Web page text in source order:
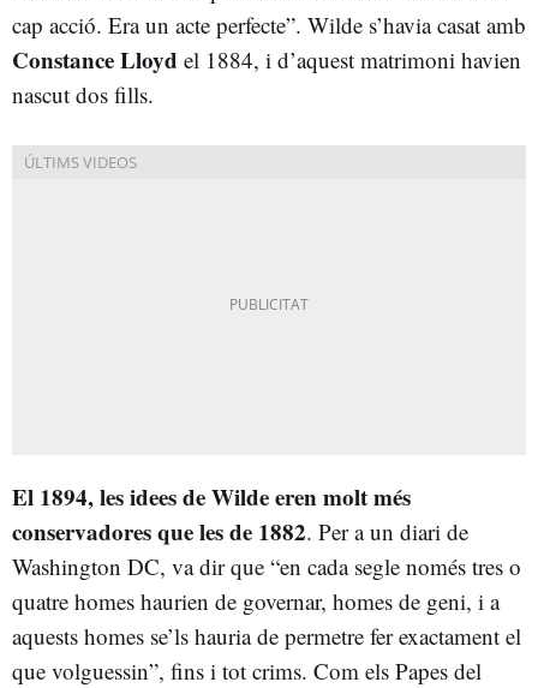
cap acció. Era un acte perfecte”. Wilde s’havia casat amb
Constance Lloyd el 1884, i d’aquest matrimoni havien
nascut dos fills.
El 1894, les idees de Wilde eren molt més
conservadores que les de 1882. Per a un diari de
Washington DC, va dir que “en cada segle només tres o
quatre homes haurien de governar, homes de geni, i a
aquests homes se’ls hauria de permetre fer exactament el
que volguessin”, fins i tot crims. Com els Papes del